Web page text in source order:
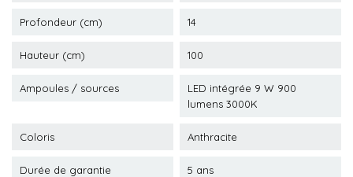
Profondeur (cm) 14
Hauteur (cm) 100
Ampoules / sources
LED intégrée 9 W 900
lumens 3000K
Coloris Anthracite
Durée de garantie 5 ans